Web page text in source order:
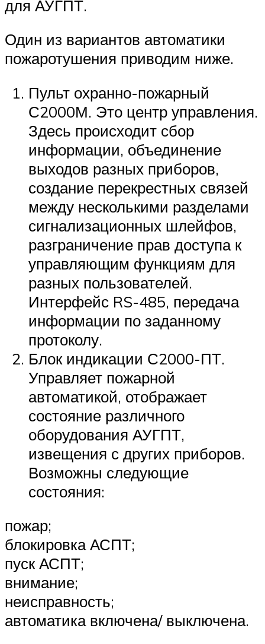
для АУГПТ.
Один из вариантов автоматики
пожаротушения приводим ниже.
Пульт охранно-пожарный
С2000М. Это центр управления.
Здесь происходит сбор
информации, объединение
выходов разных приборов,
создание перекрестных связей
между несколькими разделами
сигнализационных шлейфов,
разграничение прав доступа к
управляющим функциям для
разных пользователей.
Интерфейс RS-485, передача
информации по заданному
протоколу.
Блок индикации С2000-ПТ.
Управляет пожарной
автоматикой, отображает
состояние различного
оборудования АУГПТ,
извещения с других приборов.
Возможны следующие
состояния:
пожар;
блокировка АСПТ;
пуск АСПТ;
внимание;
неисправность;
автоматика включена/ выключена.